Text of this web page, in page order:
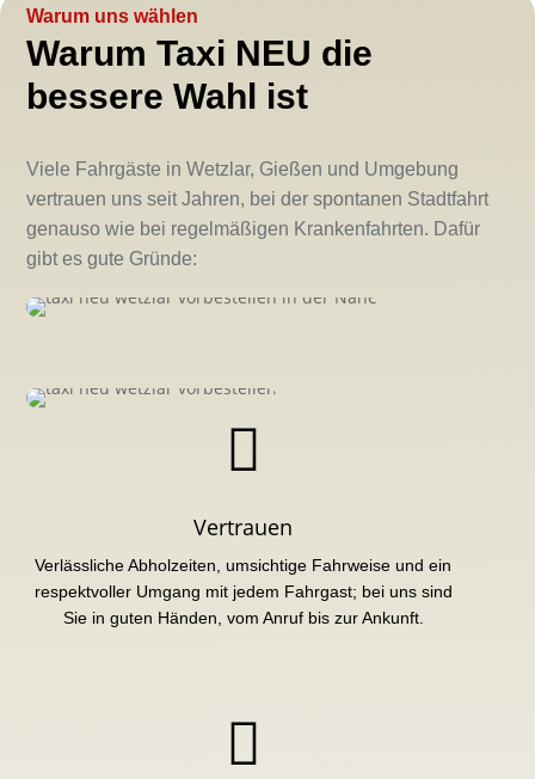
Warum uns wählen
Warum Taxi NEU die
bessere Wahl ist
Viele Fahrgäste in Wetzlar, Gießen und Umgebung
vertrauen uns seit Jahren, bei der spontanen Stadtfahrt
genauso wie bei regelmäßigen Krankenfahrten. Dafür
gibt es gute Gründe:

Vertrauen
Verlässliche Abholzeiten, umsichtige Fahrweise und ein
respektvoller Umgang mit jedem Fahrgast; bei uns sind
Sie in guten Händen, vom Anruf bis zur Ankunft.
